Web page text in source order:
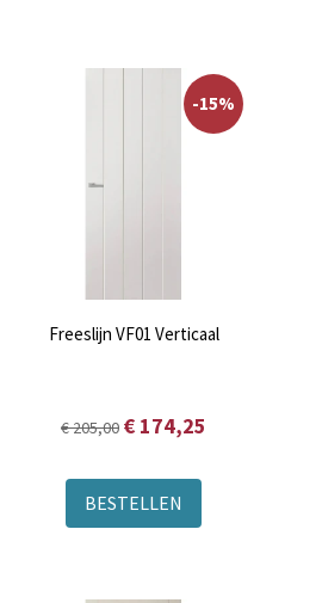
-15%
Freeslijn VF01 Verticaal
€ 205,00 € 174,25
BESTELLEN